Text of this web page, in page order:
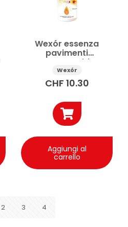
Wexór essenza
pavimenti
concentrata Ibiscus
235 ml
Wexór
CHF 10.30
Aggiungi al
carrello
2 3 4